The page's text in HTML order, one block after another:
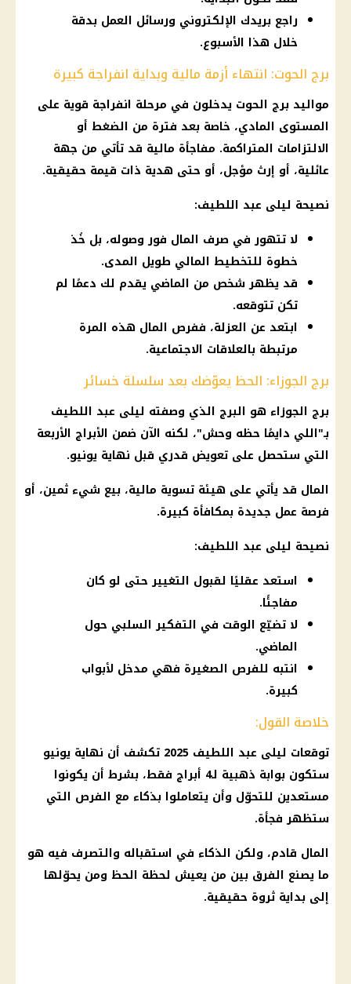
راجع بريدك الإلكتروني ورسائل العمل بدقة
خلال هذا الأسبوع.
برج الحوت: انتهاء أزمة مالية وبداية انفراجة كبيرة
مواليد برج الحوت يدخلون في مرحلة انفراجة قوية على
المستوى المادي، خاصة بعد فترة من الضغط أو
الالتزامات المتراكمة. مفاجأة مالية قد تأتي من جهة
عائلية، أو إرث مؤجل، أو حتى هدية ذات قيمة حقيقية.
نصيحة ليلى عبد اللطيف:
لا تتهور في صرف المال فور وصوله، بل خُذ
خطوة للتخطيط المالي طويل المدى.
قد يظهر شخص من الماضي يقدم لك دعمًا لم
تكن تتوقعه.
ابتعد عن العزلة، ففرص المال هذه المرة
مرتبطة بالعلاقات الاجتماعية.
برج الجوزاء: الحظ يعوّضك بعد سلسلة خسائر
برج الجوزاء هو البرج الذي وصفته ليلى عبد اللطيف
بـ"اللي دايمًا حظه وحش"، لكنه الآن ضمن الأبراج الأربعة
التي ستحصل على تعويض قدري قبل نهاية يونيو.
المال قد يأتي على هيئة تسوية مالية، بيع شيء ثمين، أو
فرصة عمل جديدة بمكافأة كبيرة.
نصيحة ليلى عبد اللطيف:
استعد عقليًا لقبول التغيير حتى لو كان
مفاجئًا.
لا تضيّع الوقت في التفكير السلبي حول
الماضي.
انتبه للفرص الصغيرة فهي مدخل لأبواب
كبيرة.
خلاصة القول:
توقعات ليلى عبد اللطيف 2025
تكشف أن نهاية يونيو
ستكون بوابة ذهبية لـ4 أبراج فقط، بشرط أن يكونوا
مستعدين للتحوّل وأن يتعاملوا بذكاء مع الفرص التي
ستظهر فجأة.
المال قادم، ولكن الذكاء في استقباله والتصرف فيه هو
ما يصنع الفرق بين من يعيش لحظة الحظ ومن يحوّلها
إلى بداية ثروة حقيقية.